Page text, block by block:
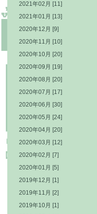
2021年02月 [11]
2021年01月 [13]
2020年12月 [9]
2020年11月 [10]
2020年10月 [20]
2020年09月 [19]
2020年08月 [20]
2020年07月 [17]
2020年06月 [30]
2020年05月 [24]
2020年04月 [20]
2020年03月 [12]
2020年02月 [7]
2020年01月 [5]
2019年12月 [1]
2019年11月 [2]
2019年10月 [1]